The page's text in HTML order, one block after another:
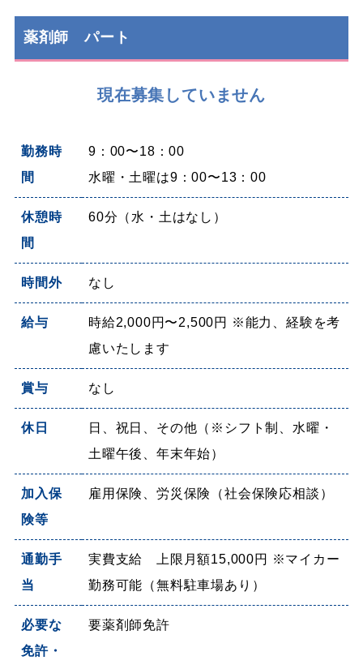
薬剤師 パート
現在募集していません
勤務時
間
9：00〜18：00
水曜・土曜は9：00〜13：00
休憩時
間
60分（水・土はなし）
時間外 なし
給与
時給2,000円〜2,500円 ※能力、経験を考
慮いたします
賞与 なし
休日
日、祝日、その他（※シフト制、水曜・
土曜午後、年末年始）
加入保
険等
雇用保険、労災保険（社会保険応相談）
通勤手
当
実費支給 上限月額15,000円 ※マイカー
勤務可能（無料駐車場あり）
必要な
免許・
要薬剤師免許